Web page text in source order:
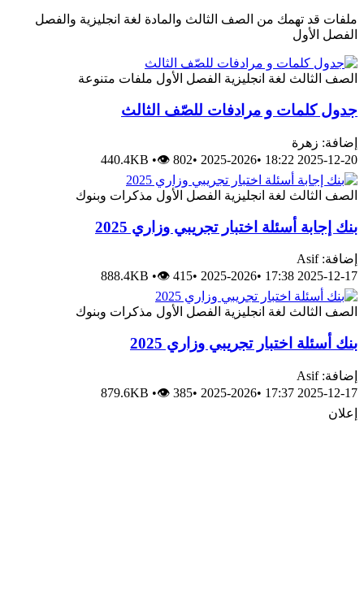
ملفات قد تهمك من الصف الثالث والمادة لغة انجليزية والفصل
الفصل الأول
الصف الثالث لغة انجليزية الفصل الأول ملفات متنوعة
جدول كلمات و مرادفات للصّف الثالث
إضافة: زهرة
2025-12-20 18:22
•
2025-2026
•
440.4KB •👁 802
الصف الثالث لغة انجليزية الفصل الأول مذكرات وبنوك
بنك إجابة أسئلة اختبار تجريبي وزاري 2025
إضافة: Asif
2025-12-17 17:38
•
2025-2026
•
888.4KB •👁 415
الصف الثالث لغة انجليزية الفصل الأول مذكرات وبنوك
بنك أسئلة اختبار تجريبي وزاري 2025
إضافة: Asif
2025-12-17 17:37
•
2025-2026
•
879.6KB •👁 385
إعلان